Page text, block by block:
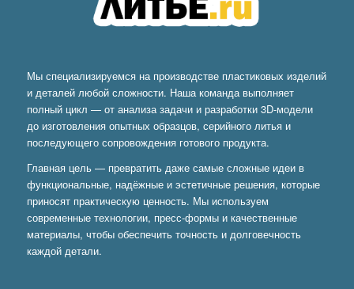
Мы специализируемся на производстве пластиковых изделий
и деталей любой сложности. Наша команда выполняет
полный цикл — от анализа задачи и разработки 3D-модели
до изготовления опытных образцов, серийного литья и
последующего сопровождения готового продукта.
Главная цель — превратить даже самые сложные идеи в
функциональные, надёжные и эстетичные решения, которые
приносят практическую ценность. Мы используем
современные технологии, пресс-формы и качественные
материалы, чтобы обеспечить точность и долговечность
каждой детали.